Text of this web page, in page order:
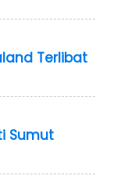
Terlibat
Sumut